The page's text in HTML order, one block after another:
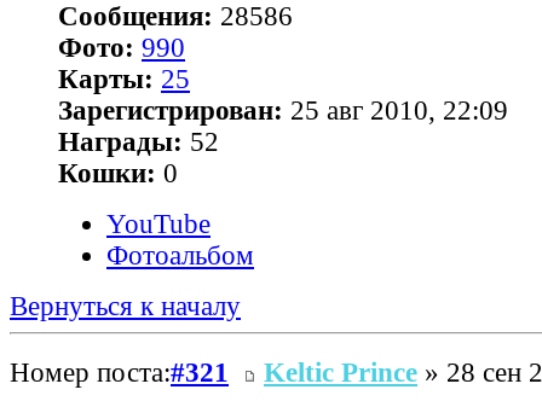
Сообщения: 28586
Фото: 990
Карты: 25
Зарегистрирован: 25 авг 2010, 22:09
Награды: 52
Кошки: 0
YouTube
Фотоальбом
Вернуться к началу
Номер поста:#321 Keltic Prince » 28 сен